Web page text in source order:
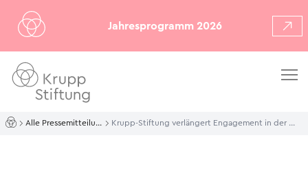
Jahresprogramm 2026
Alle Pressemitteilungen Krupp-Stiftung verlängert Engagement in der Prävention gegen sexualisierte Gewalt im Kinder- und Jugendsport